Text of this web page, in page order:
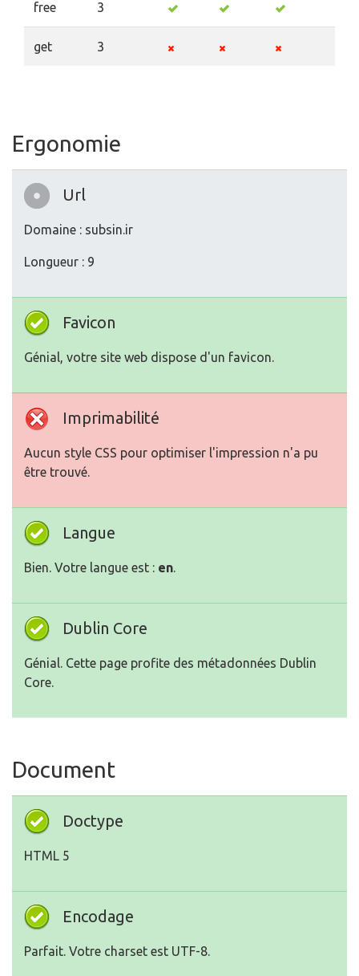
free 3
get 3
Ergonomie
Url
Domaine : subsin.ir
Longueur : 9
Favicon
Génial, votre site web dispose d'un favicon.
Imprimabilité
Aucun style CSS pour optimiser l'impression n'a pu
être trouvé.
Langue
Bien. Votre langue est : en.
Dublin Core
Génial. Cette page profite des métadonnées Dublin
Core.
Document
Doctype
HTML 5
Encodage
Parfait. Votre charset est UTF-8.